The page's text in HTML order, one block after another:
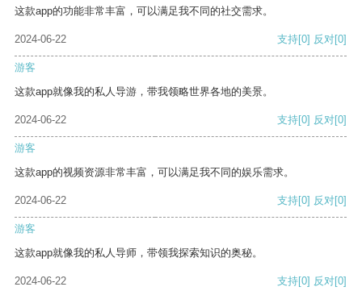
这款app的功能非常丰富，可以满足我不同的社交需求。
2024-06-22 支持[0] 反对[0]
游客
这款app就像我的私人导游，带我领略世界各地的美景。
2024-06-22 支持[0] 反对[0]
游客
这款app的视频资源非常丰富，可以满足我不同的娱乐需求。
2024-06-22 支持[0] 反对[0]
游客
这款app就像我的私人导师，带领我探索知识的奥秘。
2024-06-22 支持[0] 反对[0]